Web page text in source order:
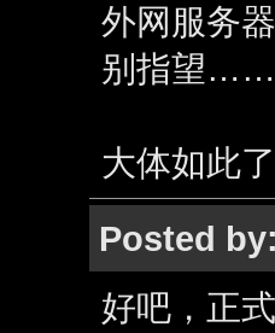
外网服务
别指望……
大体如此了
Posted
好吧，正